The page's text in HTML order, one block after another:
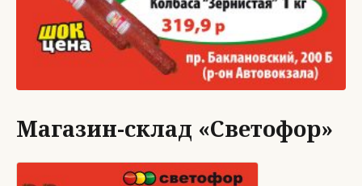
Магазин-склад «Светофор»